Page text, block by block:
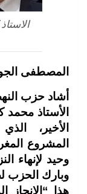
المصطفى
أشاد حزب
الأستاذ محمد
الأخير،
المشروع
وحيد لإنهاء
وبارك الحزب
هذا “الإنجاز